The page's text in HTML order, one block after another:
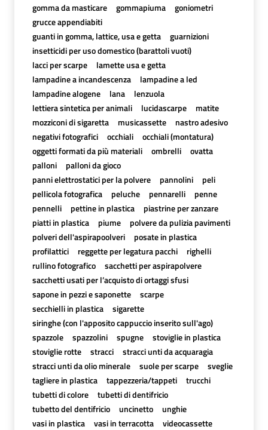
gomma da masticare
gommapiuma
goniometri
grucce appendiabiti
guanti in gomma, lattice, usa e getta
guarnizioni
insetticidi per uso domestico (barattoli vuoti)
lacci per scarpe
lamette usa e getta
lampadine a incandescenza
lampadine a led
lampadine alogene
lana
lenzuola
lettiera sintetica per animali
lucidascarpe
matite
mozziconi di sigaretta
musicassette
nastro adesivo
negativi fotografici
occhiali
occhiali (montatura)
oggetti formati da più materiali
ombrelli
ovatta
palloni
palloni da gioco
panni elettrostatici per la polvere
pannolini
peli
pellicola fotografica
peluche pennarelli
penne
pennelli
pettine in plastica
piastrine per zanzare
piatti in plastica
piume
polvere da pulizia pavimenti
polveri dell'aspirapoolveri
posate in plastica
profilattici
reggette per legatura pacchi
righelli
rullino fotografico
sacchetti per aspirapolvere
sacchetti usati per l’acquisto di ortaggi sfusi
sapone in pezzi e saponette
scarpe
secchielli in plastica
sigarette
siringhe (con l'apposito cappuccio inserito sull'ago)
spazzole
spazzolini spugne
stoviglie in plastica
stoviglie rotte
stracci
stracci unti da acquaragia
stracci unti da olio minerale
suole per scarpe
sveglie
tagliere in plastica
tappezzeria/tappeti
trucchi
tubetti di colore
tubetti di dentifricio
tubetto del dentifricio
uncinetto
unghie
vasi in plastica
vasi in terracotta
videocassette